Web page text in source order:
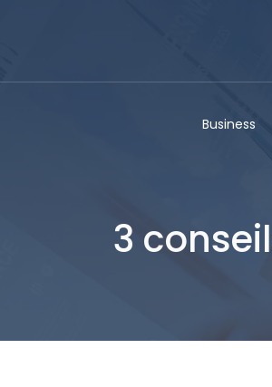
Business
3